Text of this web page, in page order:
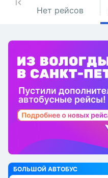
Нет рейсов
БОЛЬШОЙ АВТОБУС